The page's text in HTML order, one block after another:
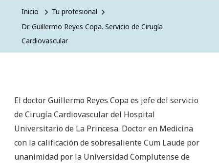
Inicio
Tu profesional
Dr. Guillermo Reyes Copa. Servicio de Cirugía
Cardiovascular
El doctor Guillermo Reyes Copa es jefe del servicio
de Cirugía Cardiovascular del Hospital
Universitario de La Princesa. Doctor en Medicina
con la calificación de sobresaliente Cum Laude por
unanimidad por la Universidad Complutense de